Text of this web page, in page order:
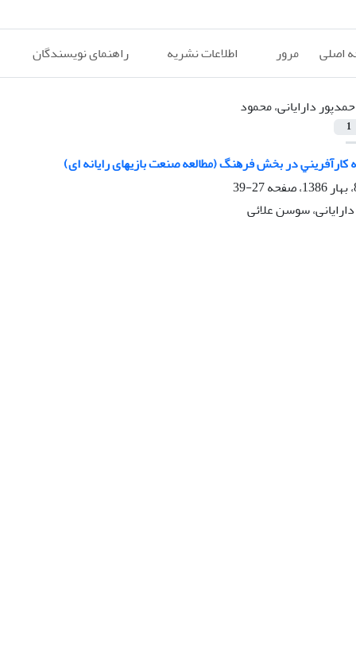
اصلی مرور اطلاعات نشریه راهنمای نویسندگان
دارایانی، محمود
1
ﻛﺎرآﻓﺮﻳﻨﻲ در ﺑﺨﺶ ﻓﺮﻫﻨﮓ (ﻣﻄﺎﻟﻌﻪ ﺻﻨﻌﺖ ﺑﺎزﻳﻬﺎی راﻳﺎﻧﻪ ای)
27-39
سوسن علائی